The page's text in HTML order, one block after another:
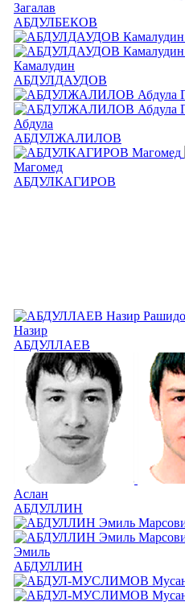
Загалав
АБДУЛБЕКОВ
Камалудин
АБДУЛДАУДОВ
Абдула
АБДУЛЖАЛИЛОВ
Магомед
АБДУЛКАГИРОВ
Назир
АБДУЛЛАЕВ
Аслан
АБДУЛЛИН
Эмиль
АБДУЛЛИН